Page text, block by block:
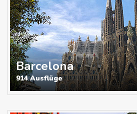
Barcelona
914 Ausflüge